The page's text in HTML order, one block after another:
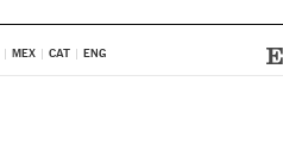
MEX CAT ENG